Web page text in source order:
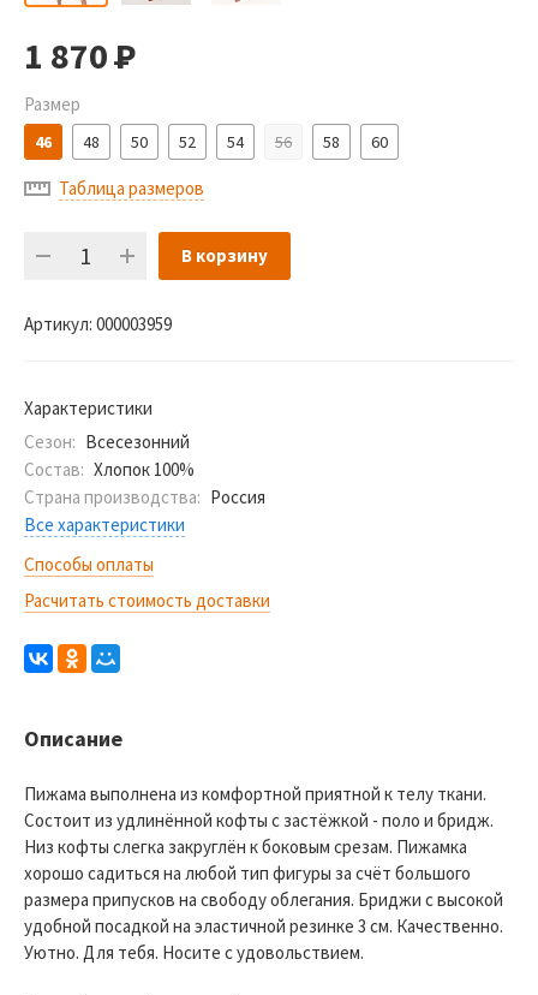
1 870Р
Размер
46 48 50 52 54 56 58 60
Таблица размеров
В корзину
Артикул: 000003959
Характеристики
Сезон: Всесезонний
Состав: Хлопок 100%
Страна производства: Россия
Все характеристики
Способы оплаты
Расчитать стоимость доставки
Описание
Пижама выполнена из комфортной приятной к телу ткани.
Состоит из удлинённой кофты с застёжкой - поло и бридж.
Низ кофты слегка закруглён к боковым срезам. Пижамка
хорошо садиться на любой тип фигуры за счёт большого
размера припусков на свободу облегания. Бриджи с высокой
удобной посадкой на эластичной резинке 3 см. Качественно.
Уютно. Для тебя. Носите с удовольствием.